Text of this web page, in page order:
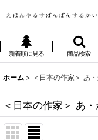
新着順に見る 商品検索
ホーム > ＜日本の作家＞ あ
＜日本の作家＞ あ